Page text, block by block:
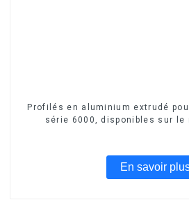
Profilés en aluminium extrudé
série 6000, disponibles sur le
En savoir